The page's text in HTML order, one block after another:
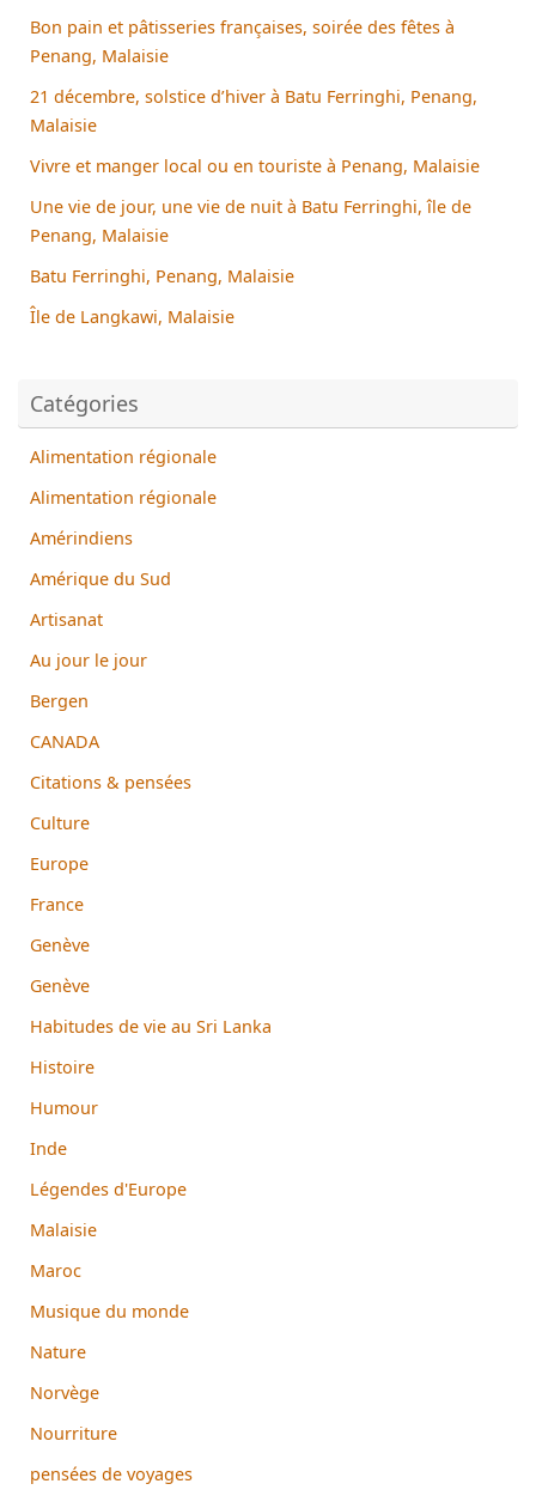
Bon pain et pâtisseries françaises, soirée des fêtes à
Penang, Malaisie
21 décembre, solstice d’hiver à Batu Ferringhi, Penang,
Malaisie
Vivre et manger local ou en touriste à Penang, Malaisie
Une vie de jour, une vie de nuit à Batu Ferringhi, île de
Penang, Malaisie
Batu Ferringhi, Penang, Malaisie
Île de Langkawi, Malaisie
Catégories
Alimentation régionale
Alimentation régionale
Amérindiens
Amérique du Sud
Artisanat
Au jour le jour
Bergen
CANADA
Citations & pensées
Culture
Europe
France
Genève
Genève
Habitudes de vie au Sri Lanka
Histoire
Humour
Inde
Légendes d'Europe
Malaisie
Maroc
Musique du monde
Nature
Norvège
Nourriture
pensées de voyages